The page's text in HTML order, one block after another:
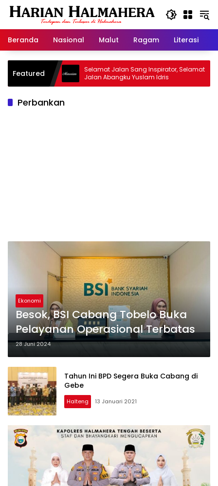
Langsung
Beranda
Nasional Malut Ragam Literasi
Featured
Warisan
Selamat Jalan Sang Inspirator, Selamat
Jalan Abangku Yuslam Idris
Perbankan
Ekonomi
Besok, BSI Cabang Tobelo Buka
Pelayanan Operasional Terbatas
28 Juni 2024
Tahun Ini BPD Segera Buka Cabang di
Gebe
Halteng 13 Januari 2021